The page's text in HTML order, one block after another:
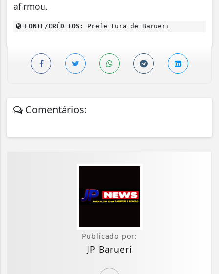
afirmou.
FONTE/CRÉDITOS: Prefeitura de Barueri
Comentários:
Publicado por:
JP Barueri